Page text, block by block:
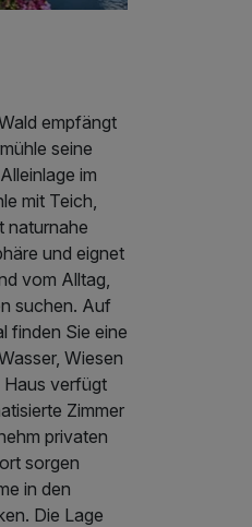
empfängt
seine
im
mit Teich,
naturnahe
und eignet
vom Alltag,
suchen. Auf
finden Sie eine
Wiesen
Haus verfügt
Zimmer
privaten
sorgen
in den
Die Lage